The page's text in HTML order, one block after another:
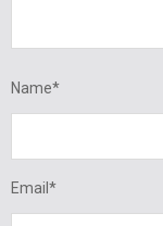
Name*
Email *